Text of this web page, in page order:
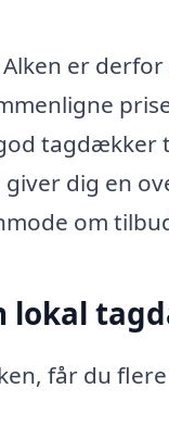
er
tagdækker
dig en
om
lokal
får du